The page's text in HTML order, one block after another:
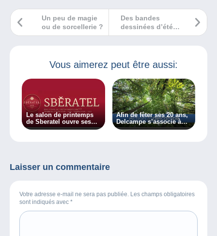
Des bandes
dessinées d’été
pour les plus
Un peu de magie
ou de sorcellerie ?
Vous aimerez peut être aussi:
Le salon de printemps
de Sberatel ouvre ses
portes les 27 et 28 mars
Afin de fêter ses 20 ans,
Delcampe s’associe à
Graine de Vie pour
Laisser un commentaire
Votre adresse e-mail ne sera pas publiée. Les champs obligatoires
sont indiqués avec *